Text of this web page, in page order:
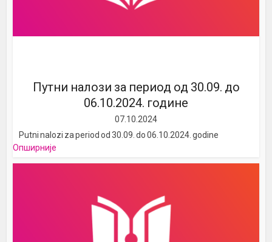
Путни налози за период од 30.09. до
06.10.2024. године
07.10.2024
Putni nalozi za period od 30.09. do 06.10.2024. godine
Опширније